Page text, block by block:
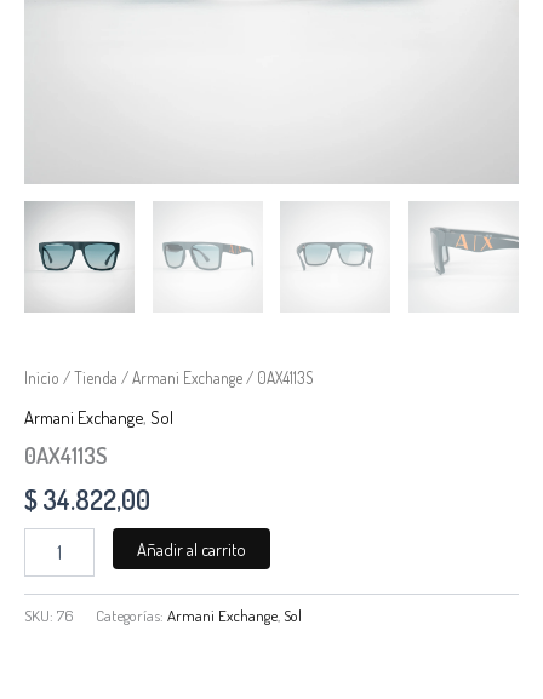
Inicio /Tienda /Armani Exchange/ 0AX4113S
Armani Exchange, Sol
0AX4113S
$34.822,00
Añadir al carrito
SKU: 76 Categorías: Armani Exchange Sol